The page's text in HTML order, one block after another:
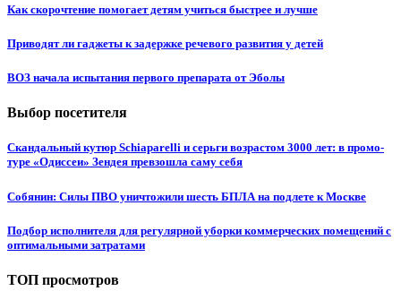
Как скорочтение помогает детям учиться быстрее и лучше
Приводят ли гаджеты к задержке речевого развития у детей
ВОЗ начала испытания первого препарата от Эболы
Выбор посетителя
Скандальный кутюр Schiaparelli и серьги возрастом 3000 лет: в промо-
туре «Одиссеи» Зендея превзошла саму себя
Собянин: Силы ПВО уничтожили шесть БПЛА на подлете к Москве
Подбор исполнителя для регулярной уборки коммерческих помещений с
оптимальными затратами
ТОП просмотров